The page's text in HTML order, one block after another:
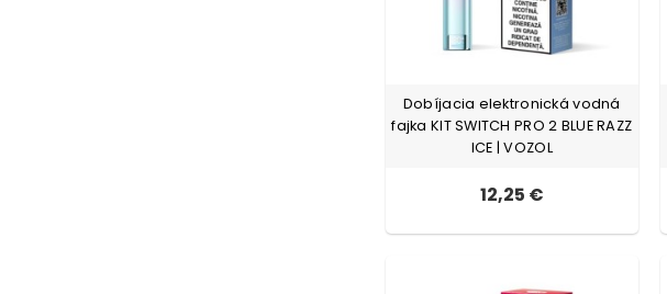
Dobíjacia elektronická vodná
fajka KIT SWITCH PRO 2 BLUE RAZZ
ICE | VOZOL
12,25 €